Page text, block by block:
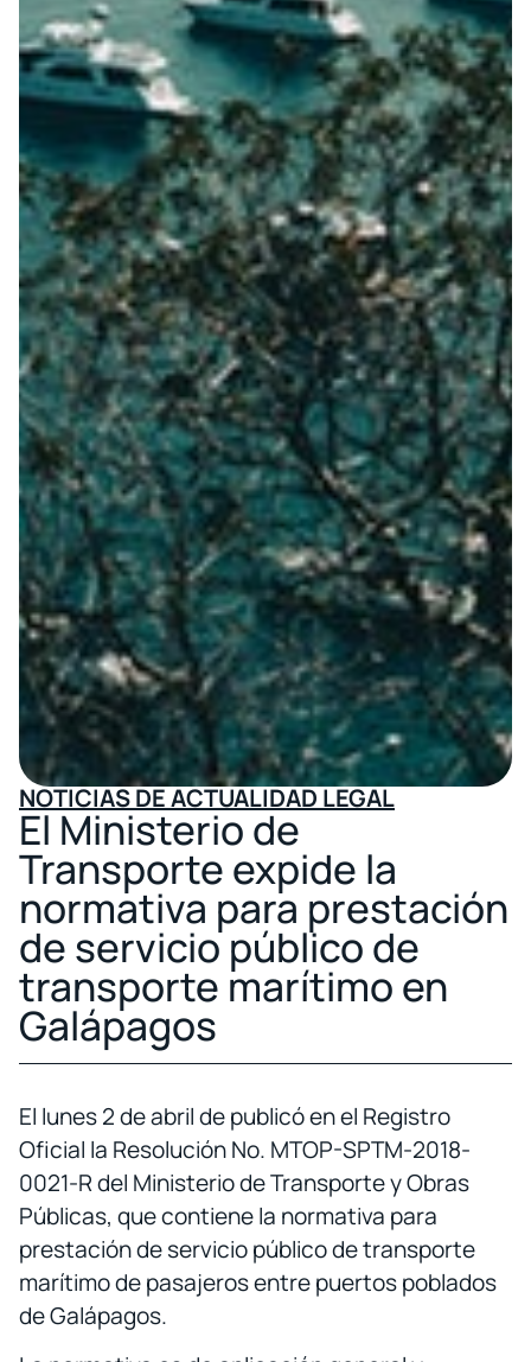
NOTICIAS DE ACTUALIDAD LEGAL
El Ministerio de
Transporte expide la
normativa para prestación
de servicio público de
transporte marítimo en
Galápagos
El lunes 2 de abril de publicó en el Registro
Oficial la Resolución No. MTOP-SPTM-2018-
0021-R del Ministerio de Transporte y Obras
Públicas, que contiene la normativa para
prestación de servicio público de transporte
marítimo de pasajeros entre puertos poblados
de Galápagos.